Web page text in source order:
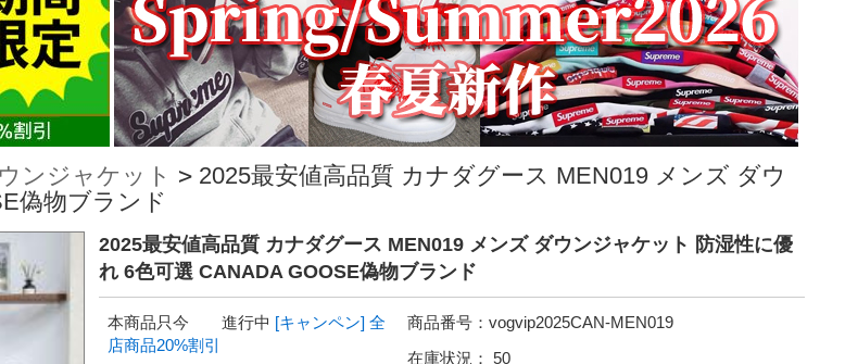
ンジャケット > 2025最安値高品質 カナダグース MEN019 メンズ ダウ
偽物ブランド
2025最安値高品質 カナダグース MEN019 メンズ ダウンジャケット 防湿性に優
れ 6色可選 CANADA GOOSE偽物ブランド
本商品只今 進行中 [キャンペン] 全
店商品20%割引
商品番号： vogvip2025CAN-MEN019
在庫状況： 50